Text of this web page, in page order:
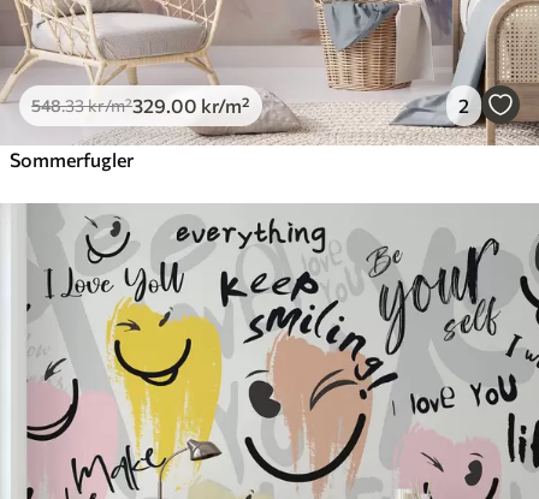
548.33kr/m²329 .00 kr/m² 2
Sommerfugler